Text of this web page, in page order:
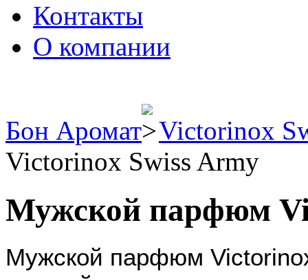
Контакты
О компании
Бон Аромат Victorinox
Victorinox Swiss Army
Мужской парфюм
Мужской парфюм